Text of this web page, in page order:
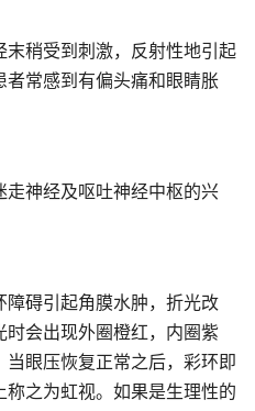
稍受到刺激，反射性地引起
者常感到有偏头痛和眼睛胀
走神经及呕吐神经中枢的兴
障碍引起角膜水肿，折光改
时会出现外圈橙红，内圈紫
眼压恢复正常之后，彩环即
之为虹视。如果是生理性的